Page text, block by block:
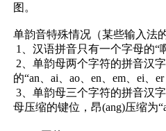
图。
单韵音特殊情况（某些输入法
1、汉语拼音只有一个字母的“
2、单韵母两个字符的拼音汉
的“an、ai、ao、en、em、ei、
3、单韵母三个字符的拼音汉
母压缩的键位，昂(ang)压缩为